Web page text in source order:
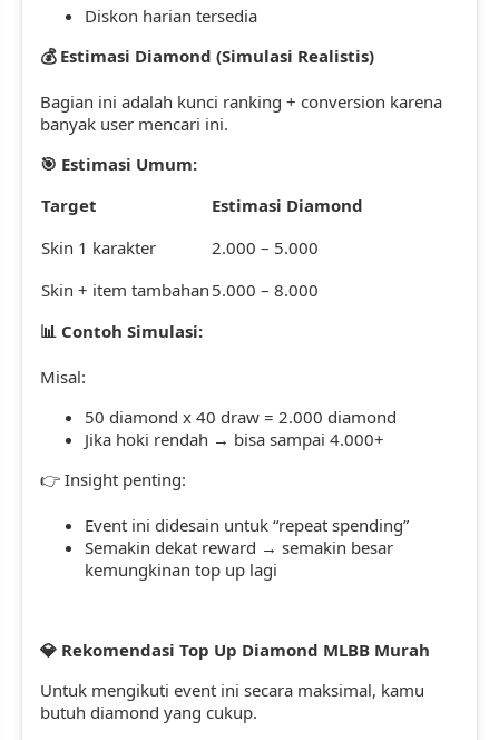
Diskon harian tersedia
💰Estimasi Diamond (Simulasi Realistis)
Bagian ini adalah kunci ranking + conversion karena
banyak user mencari ini.
🎯 Estimasi Umum:
Target
Estimasi Diamond
Skin 1 karakter
2.000 – 5.000
Skin + item tambahan 5.000 – 8.000
📊 Contoh Simulasi:
Misal:
50 diamond x 40 draw = 2.000 diamond
Jika hoki rendah → bisa sampai 4.000+
👉 Insight penting:
Event ini didesain untuk “repeat spending”
Semakin dekat reward → semakin besar
kemungkinan top up lagi
💎 Rekomendasi Top Up Diamond MLBB Murah
Untuk mengikuti event ini secara maksimal, kamu
butuh diamond yang cukup.